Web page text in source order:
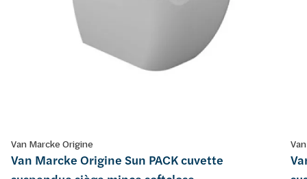
Van Marcke Origine
Van Marcke Origine Sun PACK cuvette